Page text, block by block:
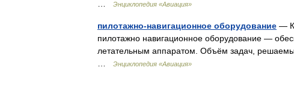
Энциклопедия «Авиация»
пилотажно-навигационное оборудование —
пилотажно навигационное оборудование —
летательным аппаратом. Объём задач,
Энциклопедия «Авиация»